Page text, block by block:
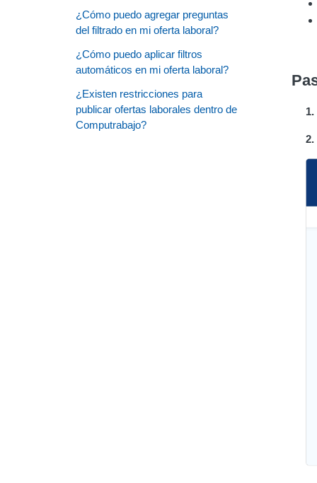
¿Cómo puedo agregar preguntas
del filtrado en mi oferta laboral?
¿Cómo puedo aplicar filtros
automáticos en mi oferta laboral?
¿Existen restricciones para
publicar ofertas laborales dentro de
Computrabajo?
1.
2.